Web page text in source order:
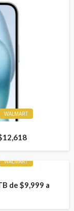
WALMART
WALMART
de $9,999 a